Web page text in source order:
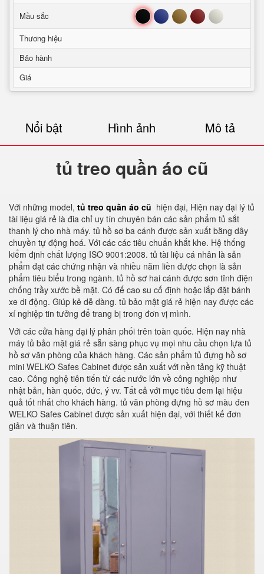
Mầu sắc
Đen Xanh Nâu Đỏ Trắng
Thương hiệu
Bảo hành
Giá
Nổi bật Hình ảnh Mô tả
tủ treo quần áo cũ
Với những model, tủ treo quần áo cũ hiện đại, Hiện nay đại lý tủ
tài liệu giá rẻ là đia chỉ uy tín chuyên bán các sản phẩm tủ sắt
thanh lý cho nhà máy. tủ hồ sơ ba cánh được sản xuất bằng dây
chuyền tự động hoá. Với các các tiêu chuẩn khắt khe. Hệ thống
kiểm định chất lượng ISO 9001:2008. tủ tài liệu cá nhân là sản
phẩm đạt các chứng nhận và nhiều năm liền được chọn là sản
phẩm tiêu biểu trong ngành. tủ hồ sơ hai cánh được sơn tĩnh điện
chống trầy xước bề mặt. Có đế cao su cố định hoặc lắp đặt bánh
xe di động. Giúp kê dễ dàng. tủ bảo mật giá rẻ hiện nay được các
xí nghiệp tin tưởng để trang bị trong đơn vị mình.
Với các cửa hàng đại lý phân phối trên toàn quốc. Hiện nay nhà
máy tủ bảo mật giá rẻ sẵn sàng phục vụ mọi nhu cầu chọn lựa tủ
hồ sơ văn phòng của khách hàng. Các sản phẩm tủ đựng hồ sơ
mini WELKO Safes Cabinet được sản xuất với nền tảng kỹ thuật
cao. Công nghệ tiên tiến từ các nước lớn về công nghiệp như
nhật bản, hàn quốc, đức, ý vv. Tất cả với mục tiêu đem lại hiệu
quả tốt nhất cho khách hàng. tủ văn phòng đựng hồ sơ màu đen
WELKO Safes Cabinet được sản xuất hiện đại, với thiết kế đơn
giản và thuận tiên.